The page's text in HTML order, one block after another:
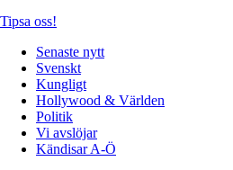
Tipsa oss!
Senaste nytt
Svenskt
Kungligt
Hollywood & Världen
Politik
Vi avslöjar
Kändisar A-Ö